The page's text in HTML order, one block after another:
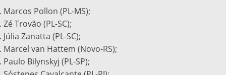
Marcos Pollon (PL-MS);
Zé Trovão (PL-SC);
Júlia Zanatta (PL-SC);
Marcel van Hattem (Novo-RS);
Paulo Bilynskyj (PL-SP);